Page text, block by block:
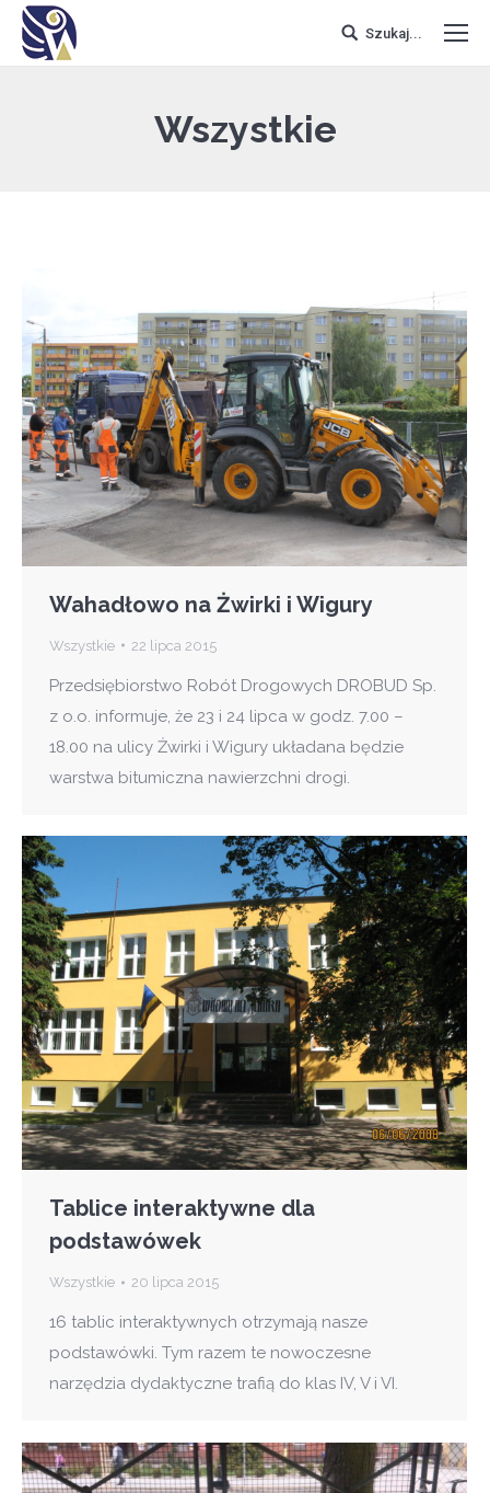
Szukaj...
Wszystkie
Wahadłowo na Żwirki i Wigury
Wszystkie 22 lipca 2015
Przedsiębiorstwo Robót Drogowych DROBUD Sp.
z o.o. informuje, że 23 i 24 lipca w godz. 7.00 –
18.00 na ulicy Żwirki i Wigury układana będzie
warstwa bitumiczna nawierzchni drogi.
Tablice interaktywne dla
podstawówek
Wszystkie 20 lipca 2015
16 tablic interaktywnych otrzymają nasze
podstawówki. Tym razem te nowoczesne
narzędzia dydaktyczne trafią do klas IV, V i VI.